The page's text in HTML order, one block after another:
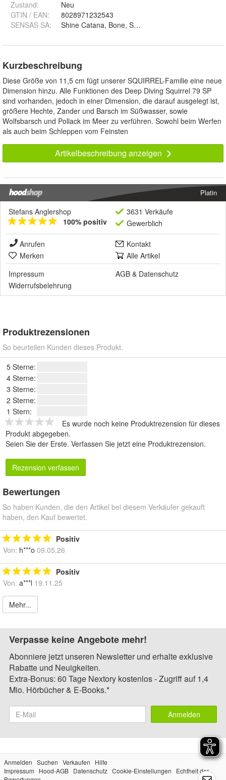
Zustand:
Neu
GTIN / EAN:
8028971232543
SENSAS SA:
Kurzbeschreibung
Diese Größe von 11,5 cm fügt unserer SQUIRREL-Familie eine neue
Dimension hinzu. Alle Funktionen des Deep Diving Squirrel 79 SP
sind vorhanden, jedoch in einer Dimension, die darauf ausgelegt ist,
größere Hechte, Zander und Barsch im Süßwasser, sowie
Wolfsbarsch und Pollack im Meer zu verführen. Sowohl beim Werfen
als auch beim Schleppen vom Feinsten
Artikelbeschreibung anzeigen
Platin
Stefans Anglershop
100% positiv
3631 Verkäufe
Gewerblich
Anrufen
Kontakt
Merken
Alle Artikel
Impressum
AGB & Datenschutz
Widerrufsbelehrung
Produktrezensionen
So beurteilen Kunden dieses Produkt.
5 Sterne:
4 Sterne:
3 Sterne:
2 Sterne:
1 Stern:
Es wurde noch keine Produktrezension für dieses
Produkt abgegeben.
Seien Sie der Erste. Verfassen Sie jetzt eine Produktrezension.
Rezension verfassen
Bewertungen
So haben Kunden, die den Artikel bei diesem Verkäufer gekauft
haben, den Kauf bewertet.
Positiv
Von: h***o 09.05.26
Positiv
Von: a***l 19.11.25
Mehr...
Verpasse keine Angebote mehr!
Abonniere jetzt unseren Newsletter und erhalte exklusive
Rabatte und Neuigkeiten.
Extra-Bonus: 60 Tage Nextory kostenlos - Zugriff auf 1,4
Mio. Hörbücher & E-Books.*
Anmelden
Anmelden Suchen Verkaufen
Hilfe
Impressum
Hood-AGB Datenschutz Cookie-Einstellungen
Echtheit der